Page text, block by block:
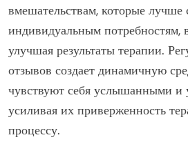
вмешательствам, которые лучше
индивидуальным потребностям,
улучшая результаты терапии.
отзывов создает динамичную
чувствуют себя услышанными и
усиливая их приверженность
процессу.